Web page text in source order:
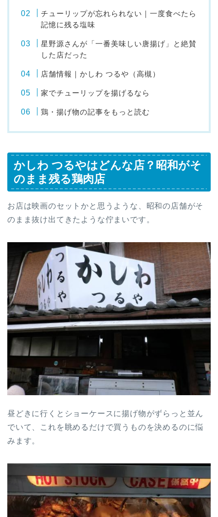
チューリップが忘れられない｜一度食べたら
記憶に残る塩味
星野源さんが「一番美味しい唐揚げ」と絶賛
した店だった
店舗情報｜かしわ つるや（高槻）
家でチューリップを揚げるなら
鶏・揚げ物の記事をもっと読む
かしわ つるやはどんな店？昭和がそ
のまま残る鶏肉店
お店は映画のセットかと思うような、昭和の店舗がそ
のまま抜け出てきたような佇まいです。
昼どきに行くとショーケースに揚げ物がずらっと並ん
でいて、これを眺めるだけで買うものを決めるのに悩
みます。